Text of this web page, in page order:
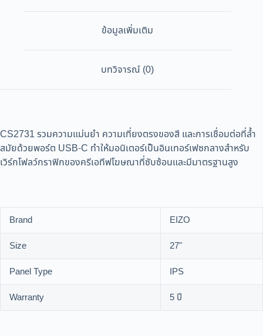
ข้อมูลเพิ่มเติม
บทวิจารณ์ (0)
CS2731 รวมความแม่นยำ ความเที่ยงตรงของสี และการเชื่อมต่อที่ล้ำ
สมัยด้วยพอร์ต USB-C ทำให้มอนิเตอร์เป็นอินเทอร์เฟซกลางสำหรับ
เวิร์กโฟลว์กราฟิกของครีเอทีฟโฆษณาที่ซับซ้อนและมีมาตรฐานสูง
Brand
EIZO
Size
27"
Panel Type
IPS
Warranty
5 ปี